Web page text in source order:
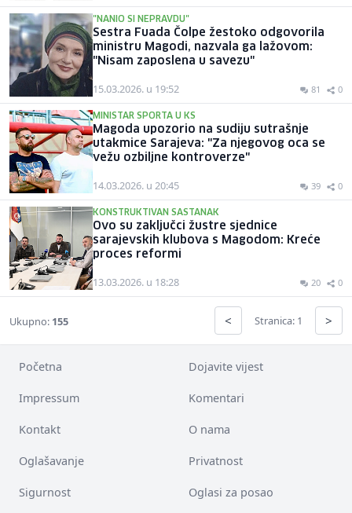
"NANIO SI NEPRAVDU"
Sestra Fuada Čolpe žestoko odgovorila
ministru Magodi, nazvala ga lažovom:
"Nisam zaposlena u savezu"
15.03.2026. u 19:52 81 0
MINISTAR SPORTA U KS
Magoda upozorio na sudiju sutrašnje
utakmice Sarajeva: "Za njegovog oca se
vežu ozbiljne kontroverze"
14.03.2026. u 20:45 39 0
KONSTRUKTIVAN SASTANAK
Ovo su zaključci žustre sjednice
sarajevskih klubova s Magodom: Kreće
proces reformi
13.03.2026. u 18:28 20 0
Ukupno: 155 < Stranica: 1 >
Početna Dojavite vijest
Impressum Komentari
Kontakt O nama
Oglašavanje Privatnost
Sigurnost Oglasi za posao